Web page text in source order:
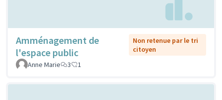
Amménagement de
l'espace public
Non retenue par le tri
citoyen
Anne Marie
3 1